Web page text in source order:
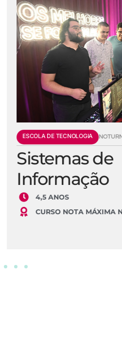
ESCOLA DE TECNOLOGIA NOTURNO
Sistemas de
Informação
4,5 ANOS
CURSO NOTA MÁXIMA